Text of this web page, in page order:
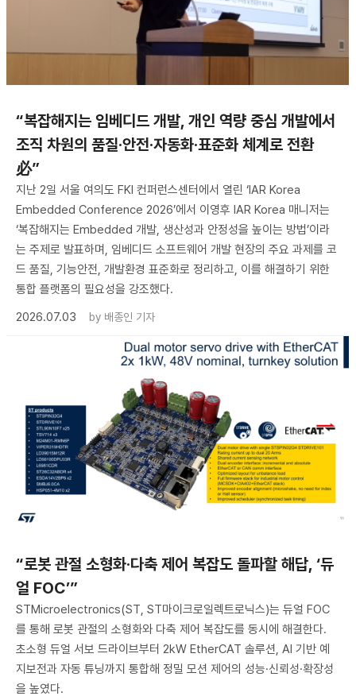
“복잡해지는 임베디드 개발, 개인 역량 중심 개발에서
조직 차원의 품질·안전·자동화·표준화 체계로 전환
必”
지난 2일 서울 여의도 FKI 컨퍼런스센터에서 열린 ‘IAR Korea
Embedded Conference 2026’에서 이영후 IAR Korea 매니저는
‘복잡해지는 Embedded 개발, 생산성과 안정성을 높이는 방법’이라
는 주제로 발표하며, 임베디드 소프트웨어 개발 현장의 주요 과제를 코
드 품질, 기능안전, 개발환경 표준화로 정리하고, 이를 해결하기 위한
통합 플랫폼의 필요성을 강조했다.
2026.07.03
by 배종인 기자
“로봇 관절 소형화·다축 제어 복잡도 돌파할 해답, ‘듀
얼 FOC’”
STMicroelectronics(ST, ST마이크로일렉트로닉스)는 듀얼 FOC
를 통해 로봇 관절의 소형화와 다축 제어 복잡도를 동시에 해결한다.
초소형 듀얼 서보 드라이브부터 2kW EtherCAT 솔루션, AI 기반 예
지보전과 자동 튜닝까지 통합해 정밀 모션 제어의 성능·신뢰성·확장성
을 높였다.